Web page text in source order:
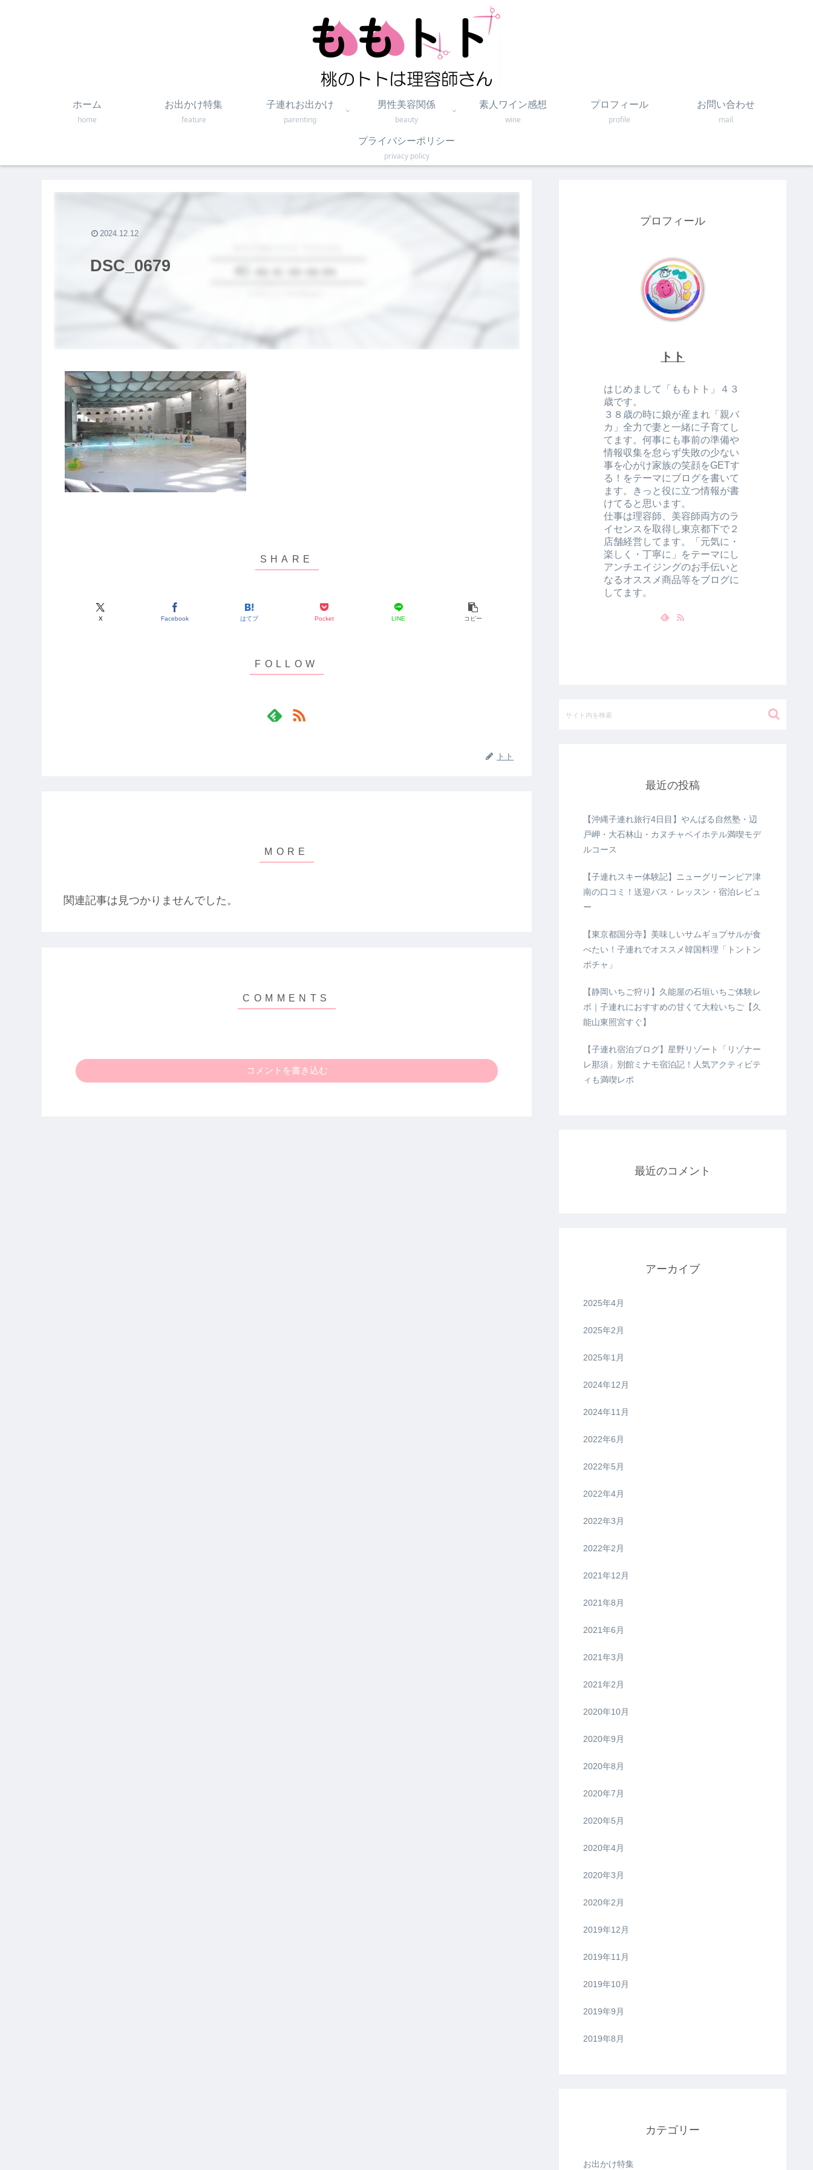
ホーム
home
お出かけ特集
feature
子連れお出かけ
parenting
男性美容関係
beauty
素人ワイン感想
wine
プロフィール
profile
お問い合わせ
mail
プライバシーポリシー
privacy policy
DSC_0679
2024.12.12
X Facebook はてブ Pocket LINE コピー
トト
関連記事は見つかりませんでした。
コメントを書き込む
プロフィール
トト
はじめまして「ももトト」４３
歳です。
３８歳の時に娘が産まれ「親バ
カ」全力で妻と一緒に子育てし
てます。何事にも事前の準備や
情報収集を怠らず失敗の少ない
事を心がけ家族の笑顔をGETす
る！をテーマにブログを書いて
ます。きっと役に立つ情報が書
けてると思います。
仕事は理容師、美容師両方のラ
イセンスを取得し東京都下で２
店舗経営してます。「元気に・
楽しく・丁寧に」をテーマにし
アンチエイジングのお手伝いと
なるオススメ商品等をブログに
してます。
最近の投稿
【沖縄子連れ旅行4日目】やんばる自然塾・辺
戸岬・大石林山・カヌチャベイホテル満喫モデ
ルコース
【子連れスキー体験記】ニューグリーンピア津
南の口コミ！送迎バス・レッスン・宿泊レビュ
ー
【東京都国分寺】美味しいサムギョプサルが食
べたい！子連れでオススメ韓国料理「トントン
ポチャ」
【静岡いちご狩り】久能屋の石垣いちご体験レ
ポ｜子連れにおすすめの甘くて大粒いちご【久
能山東照宮すぐ】
【子連れ宿泊ブログ】星野リゾート「リゾナー
レ那須」別館ミナモ宿泊記！人気アクティビテ
ィも満喫レポ
最近のコメント
アーカイブ
2025年4月
2025年2月
2025年1月
2024年12月
2024年11月
2022年6月
2022年5月
2022年4月
2022年3月
2022年2月
2021年12月
2021年8月
2021年6月
2021年3月
2021年2月
2020年10月
2020年9月
2020年8月
2020年7月
2020年5月
2020年4月
2020年3月
2020年2月
2019年12月
2019年11月
2019年10月
2019年9月
2019年8月
カテゴリー
お出かけ特集